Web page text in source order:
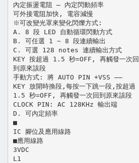
內定振盪電阻 – 內定閃動頻率
可外接電阻加快, 電容減慢
※可改變光罩來變化閃爍方式:
A. 8 段 LED 自動循環閃動方式
B. 可任選 1 ~ 8 段連續輸出
C. 可選 128 notes 連續輸出方式
KEY 按超過 1.5 秒=OFF, 再觸發一次回
到原來該段
手動方式: 將 AUTO PIN +VSS ––
KEY 放開時換段,每按一下跳一段,按超過
1.5 秒=OFF, 再觸發一次回到原來該段
CLOCK PIN: AC 128KHz 輸出端
D. 可內定頻率
■
IC 腳位及應用線路
■應用線路
3VDC
L1